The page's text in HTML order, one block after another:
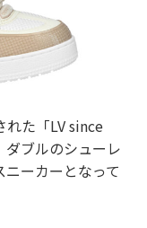
れた「LV since
ダブルのシューレ
ーカーとなって